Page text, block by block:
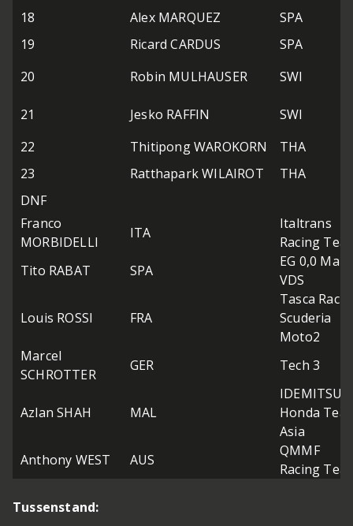
18
Alex MARQUEZ
SPA
19
Ricard CARDUS
SPA
20
Robin MULHAUSER SWI
21 Jesko RAFFIN
SWI
22
Thitipong WAROKORN
THA
23
Ratthapark WILAIROT
THA
DNF
Franco
MORBIDELLI
ITA
Italtrans
Racing
Tito RABAT
SPA
EG 0,0 Marc
VDS
Louis ROSSI FRA
Tasca
Scuderia
Moto2
Marcel
SCHROTTER
GER Tech 3
Azlan SHAH MAL
IDEMITSU
Honda
Asia
Anthony WEST
AUS
QMMF
Racing
Tussenstand: